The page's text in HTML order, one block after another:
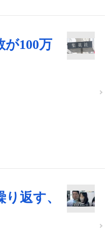
が100万
返す、